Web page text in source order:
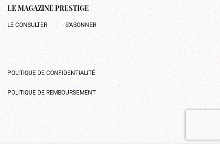
LE MAGAZINE PRESTIGE
LE CONSULTER S’ABONNER
POLITIQUE DE CONFIDENTIALITÉ
POLITIQUE DE REMBOURSEMENT